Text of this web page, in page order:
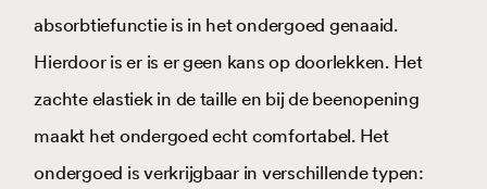
absorbtiefunctie is in het ondergoed genaaid.
Hierdoor is er is er geen kans op doorlekken. Het
zachte elastiek in de taille en bij de beenopening
maakt het ondergoed echt comfortabel. Het
ondergoed is verkrijgbaar in verschillende typen: